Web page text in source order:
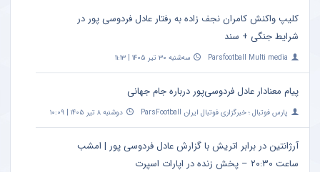
کلیپ واکنش کامران نجف زاده به رفتار عادل فردوسی پور در
شرایط جنگی + سند
Parsfootball Multi media سه‌شنبه ۳۰ تیر ۱۴۰۵ | ۱۱:۱۳
پیام معنادار عادل فردوسی‌پور درباره جام جهانی
پارس فوتبال ؛ خبرگزاری فوتبال ایران ParsFootball دوشنبه ۸ تیر ۱۴۰۵ | ۱۰:۰۹
آرژانتین در برابر اتریش با گزارش عادل فردوسی پور | امشب
ساعت ۲۰:۳۰ – پخش زنده در اپارات اسپرت